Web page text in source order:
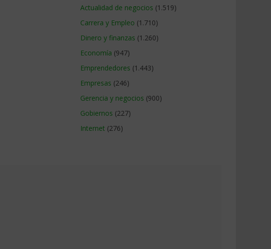
Actualidad de negocios (1.519)
Carrera y Empleo (1.710)
Dinero y finanzas (1.260)
Economía (947)
Emprendedores (1.443)
Empresas (246)
Gerencia y negocios (900)
Gobiernos (227)
Internet (276)